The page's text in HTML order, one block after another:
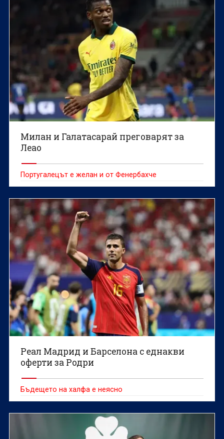
Милан и Галатасарай преговарят за
Леао
Португалецът е желан и от Фенербахче
Реал Мадрид и Барселона с еднакви
оферти за Родри
Бъдещето на халфа е неясно